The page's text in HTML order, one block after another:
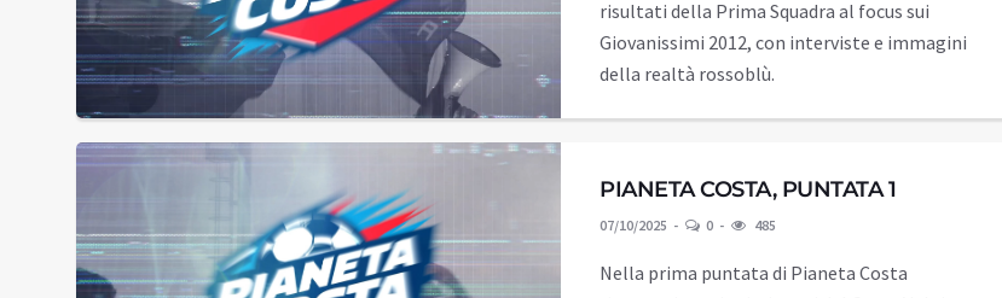
risultati della Prima Squadra al focus sui
Giovanissimi 2012, con interviste e immagini
della realtà rossoblù.
PIANETA COSTA, PUNTATA 1
07/10/2025 0 485
Nella prima puntata di Pianeta Costa